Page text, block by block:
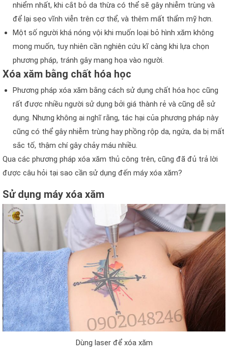
nhiểm nhất, khi cắt bỏ da thừa có thể sẽ gây nhiễm trùng và
để lại sẹo vĩnh viễn trên cơ thể, và thêm mất thẩm mỹ hơn.
Một số người khá nóng vội khi muốn loại bỏ hình xăm không
mong muốn, tuy nhiên cần nghiên cứu kĩ càng khi lựa chọn
phương pháp, tránh gây mang họa vào người.
Xóa xăm bằng chất hóa học
Phương pháp xóa xăm bằng cách sử dụng chất hóa học cũng
rất được nhiều người sử dụng bởi giá thành rẻ và cũng dễ sử
dụng. Nhưng không ai nghĩ rằng, tác hại của phương pháp này
cũng có thể gây nhiễm trùng hay phồng rộp da, ngứa, da bị mất
sắc tố, thậm chí gây chảy máu nhiều.
Qua các phương pháp xóa xăm thủ công trên, cũng đã đủ trả lời
được câu hỏi tại sao cần sử dụng đến máy xóa xăm?
Sử dụng máy xóa xăm
Dùng laser để xóa xăm